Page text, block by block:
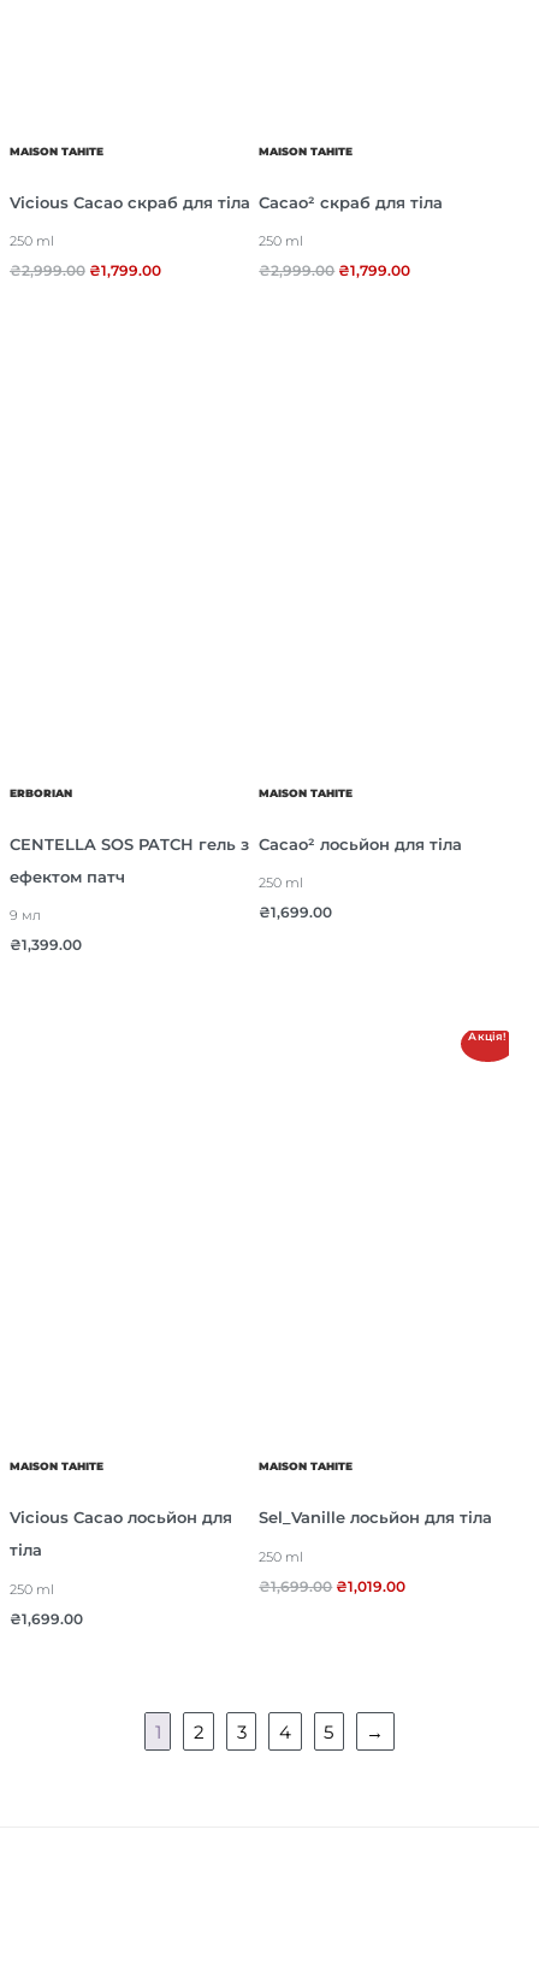
MAISON TAHITE
Vicious Cacao скраб для тіла
250 ml
₴2,999.00 ₴1,799.00
MAISON TAHITE
Cacao² скраб для тіла
250 ml
₴2,999.00 ₴1,799.00
ERBORIAN
CENTELLA SOS PATCH гель з
ефектом патч
9 мл
₴1,399.00
MAISON TAHITE
Cacao² лосьйон для тіла
250 ml
₴1,699.00
MAISON TAHITE
Vicious Cacao лосьйон для
тіла
250 ml
₴1,699.00
Акція!
MAISON TAHITE
Sel_Vanille лосьйон для тіла
250 ml
₴1,699.00 ₴1,019.00
1 2 3 4 5 →